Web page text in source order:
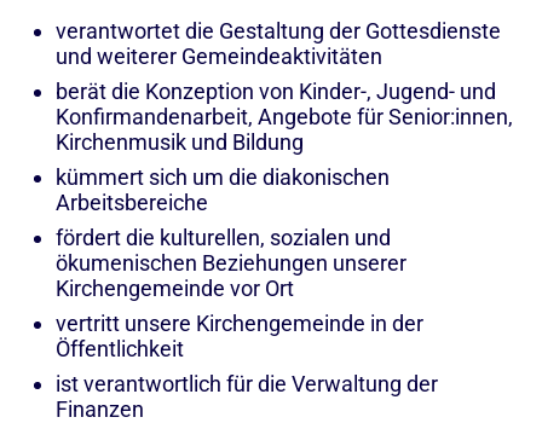
verantwortet die Gestaltung der Gottesdienste
und weiterer Gemeindeaktivitäten
berät die Konzeption von Kinder-, Jugend- und
Konfirmandenarbeit, Angebote für Senior:innen,
Kirchenmusik und Bildung
kümmert sich um die diakonischen
Arbeitsbereiche
fördert die kulturellen, sozialen und
ökumenischen Beziehungen unserer
Kirchengemeinde vor Ort
vertritt unsere Kirchengemeinde in der
Öffentlichkeit
ist verantwortlich für die Verwaltung der
Finanzen